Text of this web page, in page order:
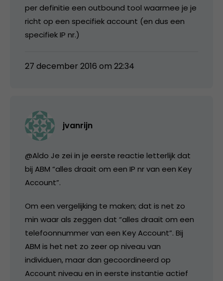
per definitie een outbound tool waarmee je je
richt op een specifiek account (en dus een
specifiek IP nr.)
27 december 2016 om 22:34
jvanrijn
@Aldo Je zei in je eerste reactie letterlijk dat
bij ABM “alles draait om een IP nr van een Key
Account”.
Om een vergelijking te maken; dat is net zo
min waar als zeggen dat “alles draait om een
telefoonnummer van een Key Account”. Bij
ABM is het net zo zeer op niveau van
individuen, maar dan gecoordineerd op
Account niveau en in eerste instantie actief